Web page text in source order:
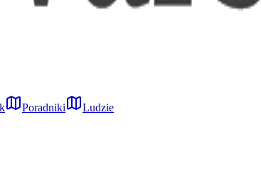
Poradniki
Ludzie